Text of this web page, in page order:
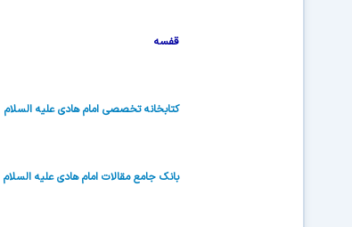
قفسه
کتابخانه تخصصی امام هادی علیه السلام
بانک جامع مقالات امام هادی علیه السلام